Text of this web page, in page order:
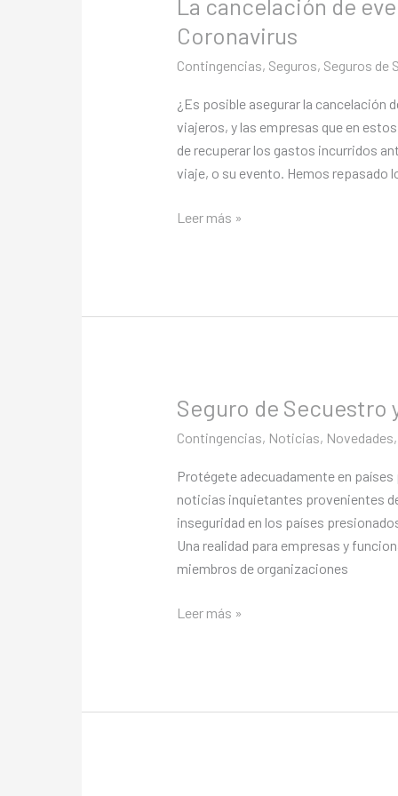
La cancelación de
Coronavirus
Contingencias, Seguros, Seguros de
¿Es posible asegurar la cancelación
viajeros, y las empresas que en
de recuperar los gastos incurridos
viaje, o su evento. Hemos
Leer más »
Seguro de Secuestro
Contingencias, Noticias, Novedades,
Protégete adecuadamente en
noticias inquietantes provenientes
inseguridad en los países
Una realidad para empresas y
miembros de organizaciones
Seguro
Secuestro
y
Extorsión
Leer más »